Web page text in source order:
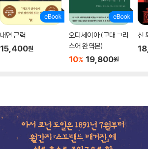
내면 근력
15,400원
오디세이아 (고대 그리
스어 완역본)
10% 19,800원
신